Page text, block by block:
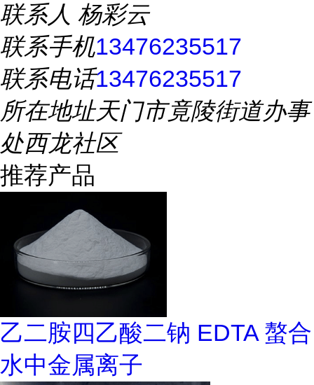
联系人 杨彩云
联系手机13476235517
联系电话13476235517
所在地址天门市竟陵街道办事
处西龙社区
推荐产品
乙二胺四乙酸二钠 EDTA 螯合
水中金属离子